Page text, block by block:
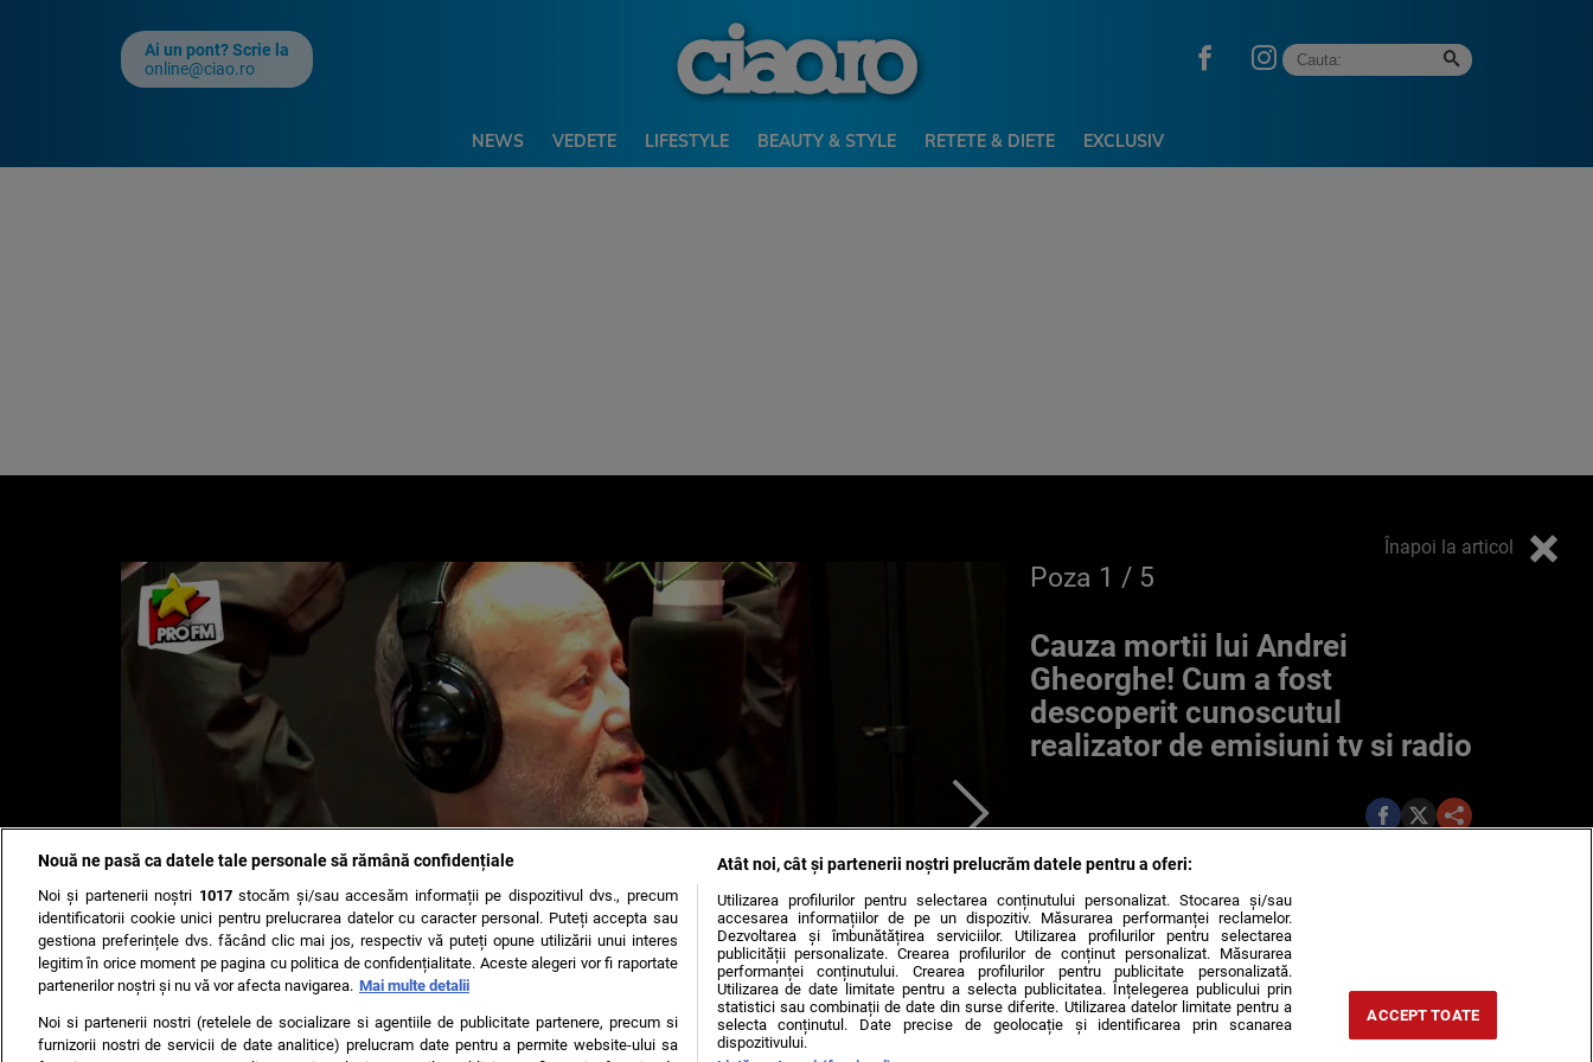
Ai un pont? Scrie la
online@ciao.ro
NEWS VEDETE LIFESTYLE BEAUTY & STYLE RETETE & DIETE EXCLUSIV
Înapoi la articol
Poza 1 / 5
Cauza mortii lui Andrei
Gheorghe! Cum a fost
descoperit cunoscutul
realizator de emisiuni tv si radio
Nouă ne pasă ca datele tale personale să rămână confidențiale
Noi și partenerii noștri 1017stocăm și/sau accesăm informații pe dispozitivul dvs., precum
identificatorii cookie unici pentru prelucrarea datelor cu caracter personal. Puteți accepta sau
gestiona preferințele dvs. făcând clic mai jos, respectiv vă puteți opune utilizării unui interes
legitim în orice moment pe pagina cu politica de confidențialitate. Aceste alegeri vor fi raportate
partenerilor noștri și nu vă vor afecta navigarea. Mai multe detalii
Noi si partenerii nostri (retelele de socializare si agentiile de publicitate partenere, precum si
furnizorii nostri de servicii de date analitice) prelucram date pentru a permite website-ului sa
Atât noi, cât și partenerii noștri prelucrăm datele pentru a oferi:
Utilizarea profilurilor pentru selectarea conținutului personalizat. Stocarea și/sau
accesarea informațiilor de pe un dispozitiv. Măsurarea performanței reclamelor.
Dezvoltarea și îmbunătățirea serviciilor. Utilizarea profilurilor pentru selectarea
publicității personalizate. Crearea profilurilor de conținut personalizat. Măsurarea
performanței conținutului. Crearea profilurilor pentru publicitate personalizată.
Utilizarea de date limitate pentru a selecta publicitatea. Înțelegerea publicului prin
statistici sau combinații de date din surse diferite. Utilizarea datelor limitate pentru a
selecta conținutul. Date precise de geolocație și identificarea prin scanarea
dispozitivului.
ACCEPT TOATE